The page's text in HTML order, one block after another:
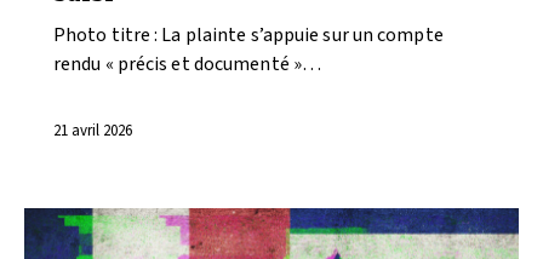
Photo titre : La plainte s’appuie sur un compte
rendu « précis et documenté »…
21 avril 2026